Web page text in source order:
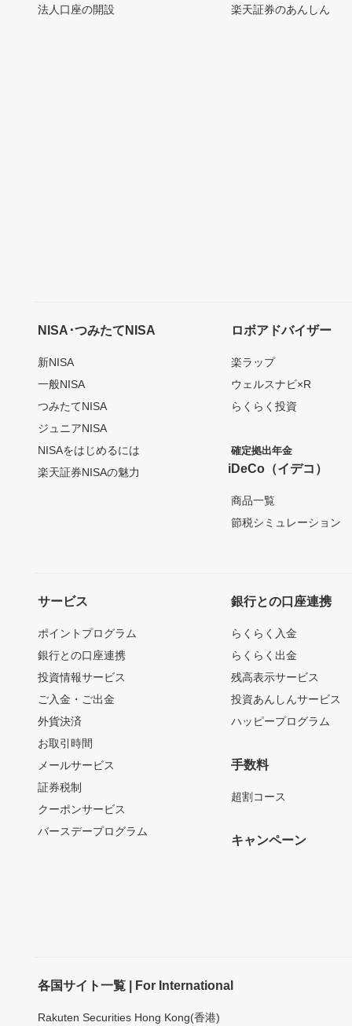
法人口座の開設
楽天証券のあんしん
NISA･つみたてNISA
新NISA
一般NISA
つみたてNISA
ジュニアNISA
NISAをはじめるには
楽天証券NISAの魅力
ロボアドバイザー
楽ラップ
ウェルスナビ×R
らくらく投資
確定拠出年金
iDeCo（イデコ）
商品一覧
節税シミュレーション
サービス
ポイントプログラム
銀行との口座連携
投資情報サービス
ご入金・ご出金
外貨決済
お取引時間
メールサービス
証券税制
クーポンサービス
バースデープログラム
銀行との口座連携
らくらく入金
らくらく出金
残高表示サービス
投資あんしんサービス
ハッピープログラム
手数料
超割コース
キャンペーン
各国サイト一覧 | For International
Rakuten Securities Hong Kong(香港)